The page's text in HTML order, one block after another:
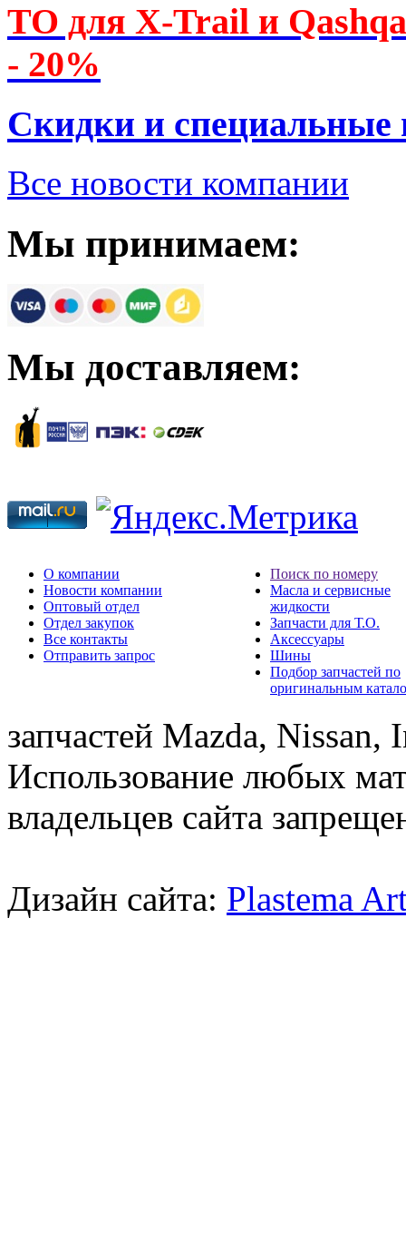
ТО для X-Trail и
- 20%
Скидки и специальные
Все новости компании
Мы принимаем:
Мы доставляем:
О компании
Новости компании
Оптовый отдел
Отдел закупок
Все контакты
Отправить запрос
Поиск по номеру
Масла и сервисные
жидкости
Запчасти для Т.О.
Аксессуары
Шины
Подбор запчастей по
оригинальным
запчастей Mazda,
Использование любых
владельцев сайта
Дизайн сайта: Plastema